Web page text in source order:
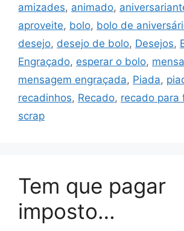
amizades, animado,
aproveite, bolo, bolo de
desejo, desejo de bolo, Desejos,
Engraçado, esperar o bolo,
mensagem engraçada, Piada,
recadinhos, Recado, recado para
scrap
Tem que pagar
imposto…